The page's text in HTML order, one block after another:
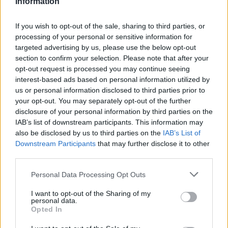
If you wish to opt-out of the sale, sharing to third parties, or
processing of your personal or sensitive information for
targeted advertising by us, please use the below opt-out
section to confirm your selection. Please note that after your
opt-out request is processed you may continue seeing
interest-based ads based on personal information utilized by
us or personal information disclosed to third parties prior to
your opt-out. You may separately opt-out of the further
disclosure of your personal information by third parties on the
IAB’s list of downstream participants. This information may
also be disclosed by us to third parties on the IAB’s List of
Downstream Participants that may further disclose it to other
Please note that this website/app uses one or more Google
not limited to your visit or usage behaviour. You may click to
grant or deny consent to Google and its third-party tags to
use your data for below specified purposes in below Google
consent section.
Personal Data Processing Opt Outs
I want to opt-out of the Sharing of my
personal data.
Opted In
para ofrecer una experiencia de relajación sin
igual. Con un ambiente que recuerda a los clubes
de alta gama de Nueva York, los visitantes
pueden disfrutar de tratamientos
rejuvenecedores y de instalaciones como
jacuzzis y saunas que completan la experiencia
de bienestar.
Por último, el St. Regis Singapur es el lugar ideal
para aquellos que buscan lujo y confort en un
historia rica, su atención al detalle y su servicio
excepcional, este hotel se asegura de que cada
estancia sea memorable.